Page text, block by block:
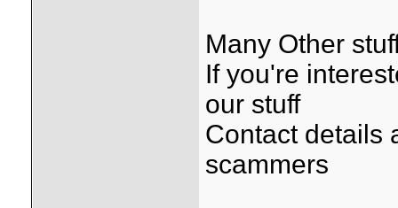
Many Other
If you're
our stuff
Contact details
scammers